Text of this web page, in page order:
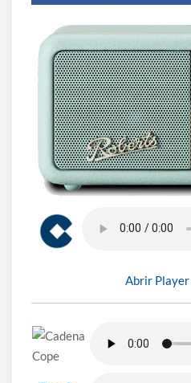
Abrir